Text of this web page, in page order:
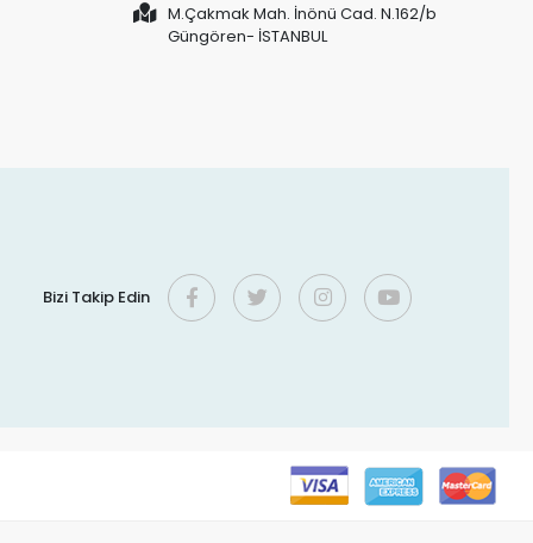
M.Çakmak Mah. İnönü Cad. N.162/b
Güngören- İSTANBUL
Bizi Takip Edin